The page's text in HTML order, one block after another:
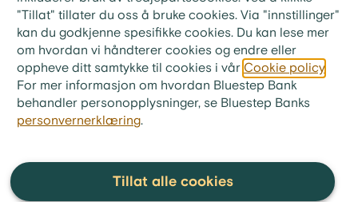
"Tillat" tillater du oss å bruke cookies. Via "innstillinger"
kan du godkjenne spesifikke cookies. Du kan lese mer
om hvordan vi håndterer cookies og endre eller
oppheve ditt samtykke til cookies i vår Cookie policy
For mer informasjon om hvordan Bluestep Bank
behandler personopplysninger, se Bluestep Banks
personvernerklæring.
Tillat alle cookies
KID-nummer.
bluestep.no > Refinansiering >
FAQ - Refinansiering med sikkerhet i bolig
Må begge eiere av boligen
godkjenne refinansiering?
Ja, alle registrerte eiere må samtykke og signere
ved refinansiering med sikkerhet i boligen.